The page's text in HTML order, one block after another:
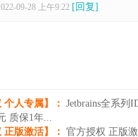
09-28 上午9:22 [回复]
个人专属】： Jetbrains全系列
质保1年...
正版激活】： 官方授权 正版